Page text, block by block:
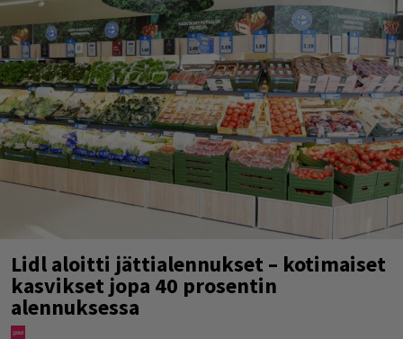
Lidl aloitti jättialennukset – kotimaiset
kasvikset jopa 40 prosentin
alennuksessa